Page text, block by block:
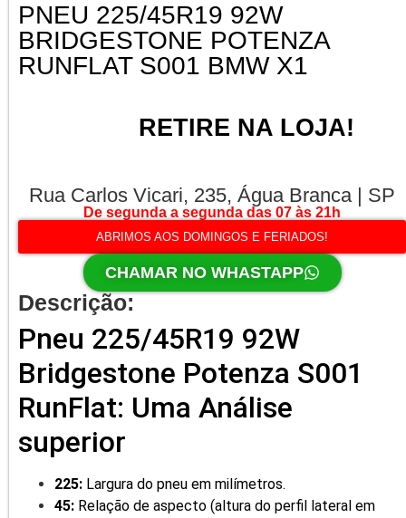
PNEU 225/45R19 92W
BRIDGESTONE POTENZA
RUNFLAT S001 BMW X1
RETIRE NA LOJA!
Rua Carlos Vicari, 235, Água Branca | SP
De segunda a segunda das 07 às 21h
ABRIMOS AOS DOMINGOS E FERIADOS!
CHAMAR NO WHASTAPP
Descrição:
Pneu 225/45R19 92W
Bridgestone Potenza S001
RunFlat: Uma Análise
superior
225: Largura do pneu em milímetros.
45: Relação de aspecto (altura do perfil lateral em